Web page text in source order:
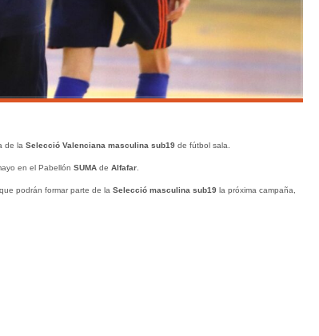
de la Selecció Valenciana masculina sub19de fútbol sala.
en el Pabellón SUMAde Alfafar.
podrán formar parte de la Selecció masculina sub19la próxima campaña,